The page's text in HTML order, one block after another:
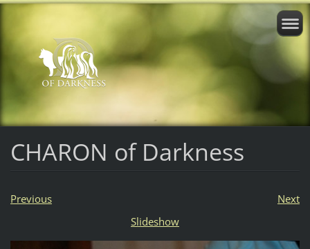
CHARON of Darkness
Previous
Next
Slideshow